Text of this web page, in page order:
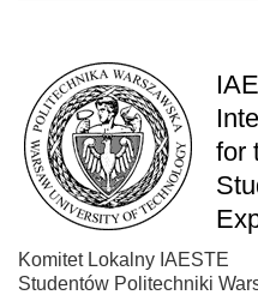
for
Komitet Lokalny IAESTE
Studentów Politechniki